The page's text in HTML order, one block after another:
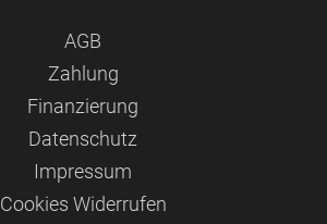
AGB
Zahlung
Finanzierung
Datenschutz
Impressum
Сookies Widerrufen